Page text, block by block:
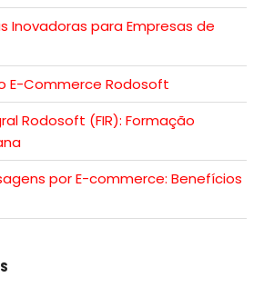
Inovadoras para Empresas de
E-Commerce Rodosoft
Rodosoft (FIR): Formação
por E-commerce: Benefícios